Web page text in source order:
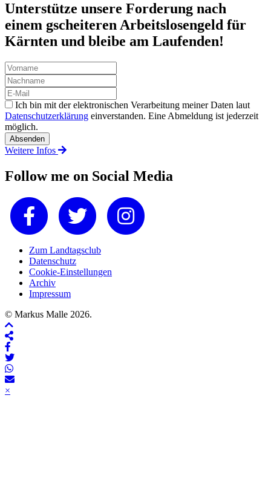
Unterstütze unsere Forderung nach
einem gscheiteren Arbeitslosengeld für
Kärnten und bleibe am Laufenden!
Ich bin mit der elektronischen Verarbeitung meiner Daten laut
Datenschutzerklärung einverstanden. Eine Abmeldung ist jederzeit
möglich.
Weitere Infos
Follow me on Social Media
Zum Landtagsclub
Datenschutz
Cookie-Einstellungen
Archiv
Impressum
© Markus Malle 2026.
×